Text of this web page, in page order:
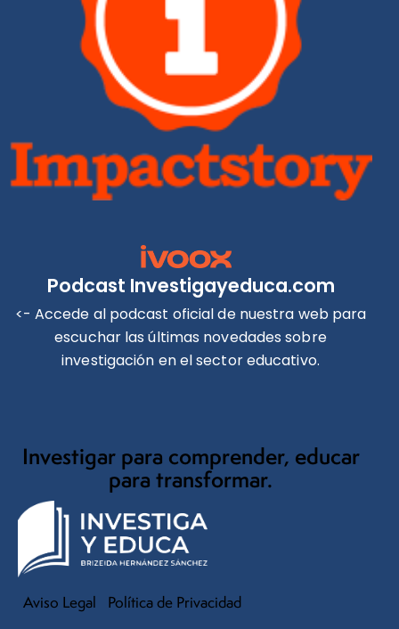
Podcast Investigayeduca.com
<- Accede al podcast oficial de nuestra web para
escuchar las últimas novedades sobre
investigación en el sector educativo.
Investigar para comprender, educar
para transformar.
Aviso Legal
Política de Privacidad